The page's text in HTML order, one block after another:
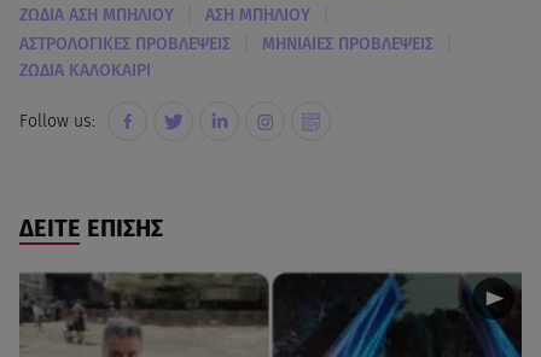
ΖΩΔΙΑ ΑΣΗ ΜΠΗΛΙΟΥ ΑΣΗ ΜΠΗΛΙΟΥ
ΑΣΤΡΟΛΟΓΙΚΕΣ ΠΡΟΒΛΕΨΕΙΣ ΜΗΝΙΑΙΕΣ ΠΡΟΒΛΕΨΕΙΣ
ΖΩΔΙΑ ΚΑΛΟΚΑΙΡΙ
Follow us:
ΔΕΙΤΕ ΕΠΙΣΗΣ